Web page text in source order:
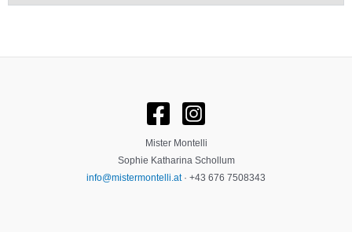
Mister Montelli
Sophie Katharina Schollum
info@mistermontelli.at· +43 676 7508343